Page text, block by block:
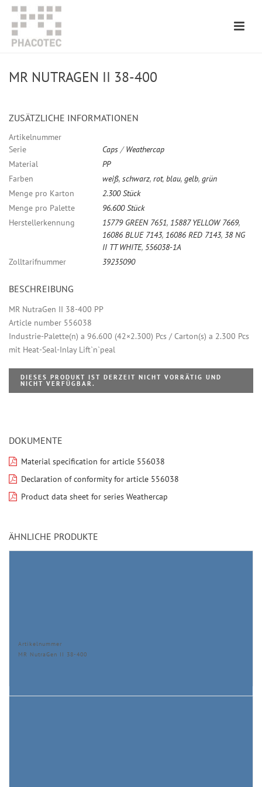
MR NUTRAGEN II 38-400
ZUSÄTZLICHE INFORMATIONEN
Artikelnummer
Serie
Caps /Weathercap
Material
PP
Farben
weiß, schwarz, rot, blau, gelb, grün
Menge pro Karton
2.300 Stück
Menge pro Palette
96.600 Stück
Herstellerkennung
15779 GREEN 7651, 15887 YELLOW 7669,
16086 BLUE 7143, 16086 RED 7143, 38 NG
II TT WHITE, 556038-1A
Zolltarifnummer
39235090
BESCHREIBUNG
MR NutraGen II 38-400 PP
Article number 556038
Industrie-Palette(n) a 96.600 (42×2.300) Pcs / Carton(s) a 2.300 Pcs
mit Heat-Seal-Inlay Lift`n`peal
DIESES PRODUKT IST DERZEIT NICHT VORRÄTIG UND
NICHT VERFÜGBAR.
DOKUMENTE
Material specification for article 556038
Declaration of conformity for article 556038
Product data sheet for series Weathercap
ÄHNLICHE PRODUKTE
Artikelnummer
MR NutraGen II 38-400